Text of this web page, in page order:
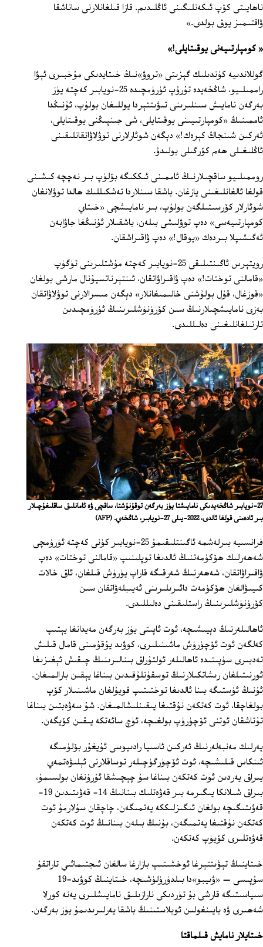
ناھايىتى كۆپ ئىكەنلىگىنى ئاڭلىدىم. قازا قىلغانلارنى ساناشقا
ۋاقتىمىز يوق بولدى.»
«كومپارتىيەنى يوقىتايلى!»
گوللاندىيە كۈندىلىك گېزىتى «تروۋ»نىڭ خىتايدىكى مۇخبىرى ئېۋا
راممىلىيو، شاڭخەيدە تۇرۇپ ئۈرۈمچىدە 25-نويابىر كەچتە يۈز
بەرگەن نامايىش سىنلىرىنى تىۋىتتېردا يوللىغان بولۇپ، ئۇنىڭدا
ئاممىنىڭ «كومپارتىيىنى يوقىتايلى، شى جىنپىڭنى يوقىتايلى،
ئەركىن شىنجاڭ كېرەك!» دېگەن شوئارلارنى توۋلاۋاتقانلىقىنى
ئاڭلىغىلى ھەم كۆرگىلى بولىدۇ.
روممىلىيو ساقچىلارنىڭ ئاممىنى ئىككىگە بۆلۈپ بىر نەچچە كىشىنى
قولغا ئالغانلىغىنى يازغان. باشقا سىنلاردا تەشكىللىك ھالدا توۋلانغان
شوئارلار كۆرسىتىلگەن بولۇپ، بىر نامايىشچى «خىتاي
كومپارتىيەسى» دەپ توۋلىشى بىلەن، باشقىلار ئۇنىڭغا جاۋابەن
ئەگىشىپلا بىردەك «يوقال!» دەپ ۋاقىراشقان.
رويتېرس ئاگىنتىلىقى 25-نويابىر كەچتە مۇشتلىرىنى تۈگۈپ
«قامالنى توختات!» دەپ ۋاقىراۋاتقان، ئىنتېرناتسيۇنال مارشى بولغان
«قوزغال، قۇل بولۇشنى خالىمىغانلار» دېگەن مىسرالارنى توۋلاۋاتقان
بەزى نامايىشچىلارنىڭ سىن كۆرۈنۈشلىرىنىڭ ئۈرۈمچىدىن
تارتىلغانلىغىنى دەلىللىدى.
27-نويابىر شاڭخەيدىكى نامايىشتا يۈز بەرگەن توقۇنۇشتا، ساقچى ۋە ئامانلىق ساقلىغۇچىلار
بىر ئادەمنى قولغا ئالدى، 2022-يىلى 27-نويابىر، شاڭخەي.
(AFP)
فرانسىيە بىرلەشمە ئاگىنتلىقىمۇ 25-نويابىر كۈنى كەچتە ئۈرۈمچى
شەھەرلىك ھۆكۈمەتنىڭ ئالدىغا توپلىنىپ «قامالنى توختات» دەپ
ۋاقىراۋاتقان، شەھەرنىڭ شەرقىگە قاراپ يۈرۈش قىلغان، ئاق خالات
كىيىۋالغان ھۆكۈمەت دائىرىلىرىنى ئەيىبلەۋاتقان سىن
كۆرۈنۈشلىرىنىڭ راستلىقىنى دەلىللىدى.
ئاھالىلەرنىڭ دېيىشىچە، ئوت ئاپىتى يۈز بەرگەن مەيدانغا يېتىپ
كەلگەن ئوت ئۆچۈرۈش ماشىنىلىرى، كوۋىد يۇقۇمىنى قامال قىلىش
تەدبىرى سۈپىتىدە ئاھالىلەر ئولتۇراق بىنالىرىنىڭ چىقىش ئېغىزىغا
ئورنىتىلغان رىشاتكىلارنىڭ توسقۇنلۇقىدىن بىناغا يېقىن بارالمىغان.
ئۇنىڭ ئۈستىگە بىنا ئالدىغا توختىتىپ قويۇلغان ماشىنىلار كۆپ
بولغاچقا، ئوت كەتكەن نۇقتىغا يىقىنلىشالمىغان. شۇ سەۋەبتىن بىناغا
تۇتاشقان ئوتنى ئۆچۈرۈپ بولغىچە، ئۈچ سائەتكە يىقىن كۆيگەن.
يەرلىك مەنبەلەرنىڭ ئەركىن ئاسىيا رادىيوسى ئۇيغۇر بۆلۈمىگە
ئىنكاس قىلىشىچە، ئوت ئۆچۈرگۈچىلەر توساقلارنى ئېلىۋەتمەي
يىراق يەردىن ئوت كەتكەن بىناغا سۇ چېچىشقا ئۇرۇنغان بولسىمۇ،
بىراق شىلانكا يىگىرمە بىر قەۋەتلىك بىنانىڭ 14- قەۋىتىدىن 19-
قەۋىتىگىچە بولغان ئىگىزلىككە يەتمىگەن، چاچقان سۇلارمۇ ئوت
كەتكەن نۇقتىغا يەتمىگەن، بۇنىڭ بىلەن بىنانىڭ ئوت كەتكەن
قەۋەتلىرى كۆيۈپ كەتكەن.
خىتاينىڭ تېۋىتتېرغا ئوخشىتىپ بازارغا سالغان ئىجتىمائىي تاراتقۇ
سۇپىسى — «ۋىيبو»دا بىلدۈرۈلۈشىچە، خىتاينىڭ كوۋىد-19
سىياسىتىگە قارشى بۇ تۈردىكى نارازىلىق نامايىشلىرى يەنە كورلا
شەھىرى ۋە بايىنغولىن ئوبلاستىنىڭ باشقا يەرلىرىدىمۇ يۈز بەرگەن.
خىتايلار نامايش قىلماقتا